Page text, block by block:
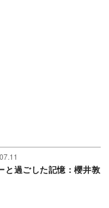
と過ごした記憶：櫻井敦